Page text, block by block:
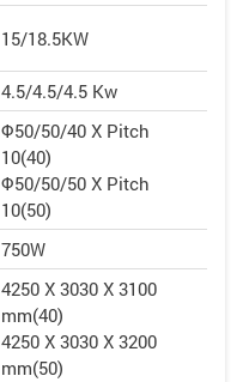
15/18.5KW
4.5/4.5/4.5 Kw
Φ50/50/40 X Pitch
10(40)
Φ50/50/50 X Pitch
10(50)
750W
4250 X 3030 X 3100
mm(40)
4250 X 3030 X 3200
mm(50)